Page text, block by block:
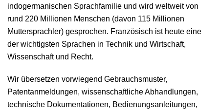
indogermanischen Sprachfamilie und wird weltweit von
rund 220 Millionen Menschen (davon 115 Millionen
Muttersprachler) gesprochen. Französisch ist heute eine
der wichtigsten Sprachen in Technik und Wirtschaft,
Wissenschaft und Recht.
Wir übersetzen vorwiegend Gebrauchsmuster,
Patentanmeldungen, wissenschaftliche Abhandlungen,
technische Dokumentationen, Bedienungsanleitungen,